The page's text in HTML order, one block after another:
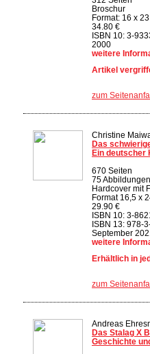
Broschur
Format: 16 x
34.80 €
ISBN 10: 3-
2000
weitere
Artikel
zum
Christine
Das
Ein deutscher
670 Seiten
75 Abbildungen
Hardcover mit
Format 16,5 x
29.90 €
ISBN 10: 3-
ISBN 13: 978-
September
weitere
Erhältlich in
zum
Andreas
Das Stalag X
Geschichte